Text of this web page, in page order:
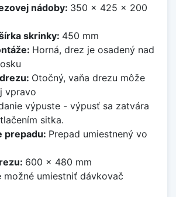
nádoby: 350 x 425 x 200
skrinky: 450 mm
Horná, drez je osadený nad
Otočný, vaňa drezu môže
vpravo
výpuste - výpusť sa zatvára
sitka.
prepadu: Prepad umiestnený vo
600 x 480 mm
možné umiestniť dávkovač